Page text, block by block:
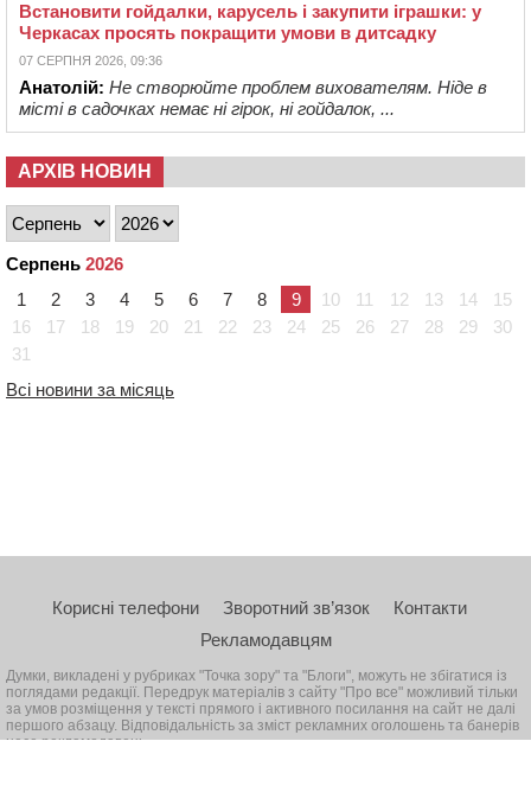
Встановити гойдалки, карусель і закупити іграшки: у
Черкасах просять покращити умови в дитсадку
07 СЕРПНЯ 2026, 09:36
Анатолій: Не створюйте проблем вихователям. Ніде в
місті в садочках немає ні гірок, ні гойдалок, ...
АРХІВ НОВИН
Серпень 2026
1
2 3 4 5 6 7 8 9 10 11 12 13 14
15
16
17 18 19 20 21 22 23 24 25 26 27 28 29
30
31
Всі новини за місяць
Корисні телефони Зворотний зв’язок
Контакти
Рекламодавцям
Думки, викладені у рубриках "Точка зору" та "Блоги", можуть не збігатися із
поглядами редакції. Передрук матеріалів з сайту "Про все" можливий тільки
за умов розміщення у тексті прямого і активного посилання на сайт не далі
першого абзацу. Відповідальність за зміст рекламних оголошень та банерів
несе рекламодавець